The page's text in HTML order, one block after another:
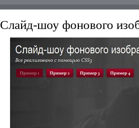
Слайд-шоу фонового